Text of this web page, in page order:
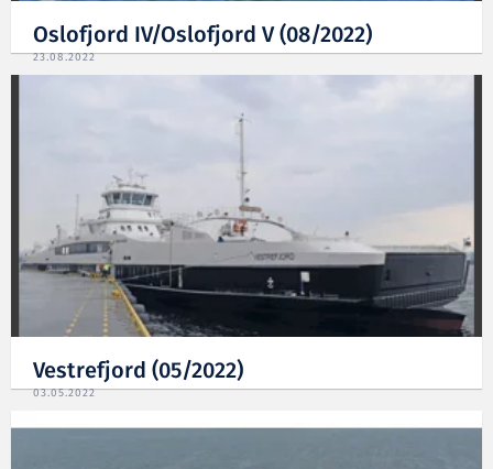
Oslofjord IV/Oslofjord V (08/2022)
23.08.2022
Vestrefjord (05/2022)
03.05.2022